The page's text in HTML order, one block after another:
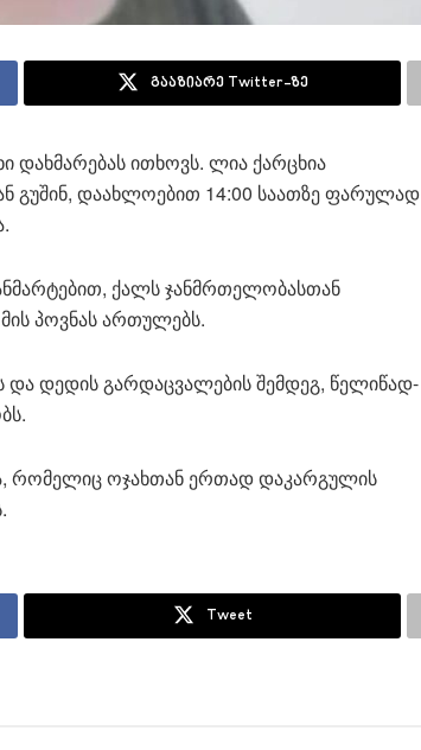
გააზიარე Twitter-ზე
დახმარებას ითხოვს. ლია ქარცხია
გუშინ, დაახლოებით 14:00 საათზე ფარულად
ქალს ჯანმრთელობასთან
პოვნას ართულებს.
დედის გარდაცვალების შემდეგ, წელიწად-
რომელიც ოჯახთან ერთად დაკარგულის
Tweet